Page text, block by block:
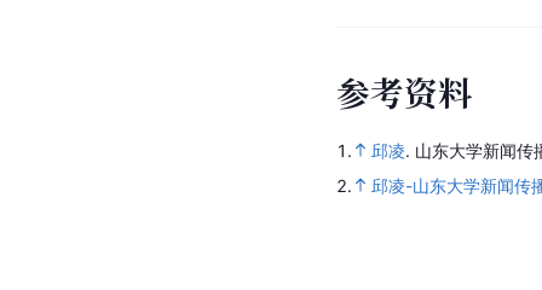
参考资料
1. 邱凌. 山东大学新闻传
2.
邱凌-山东大学新闻传